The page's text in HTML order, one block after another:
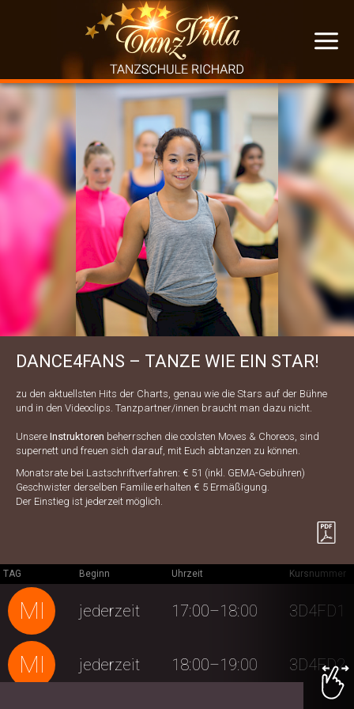
VERANSTALTUNGEN
ÜBER UNS
MEHR
DANCE4FANS – TANZE WIE EIN STAR!
zu den aktuellsten Hits der Charts, genau wie die Stars auf der Bühne
und in den Videoclips. Tanzpartner/innen braucht man dazu nicht.
Unsere Instruktoren beherrschen die coolsten Moves & Choreos, sind
supernett und freuen sich darauf, mit Euch abtanzen zu können.
Monatsrate bei Lastschriftverfahren: € 51 (inkl. GEMA-Gebühren)
Geschwister derselben Familie erhalten € 5 Ermäßigung.
Der Einstieg ist jederzeit möglich.
TAG Beginn Uhrzeit Kursnummer
MI jederzeit 17:00–18:00 3D4FD1
MI jederzeit 18:00–19:00 3D4FD2